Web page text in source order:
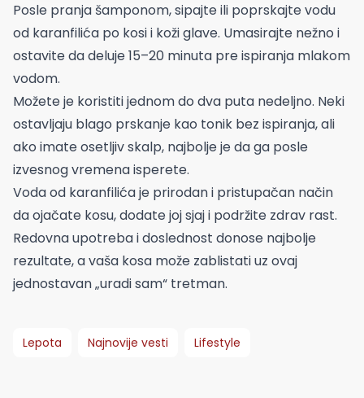
Posle pranja šamponom, sipajte ili poprskajte vodu
od karanfilića po kosi i koži glave. Umasirajte nežno i
ostavite da deluje 15–20 minuta pre ispiranja mlakom
vodom.
Možete je koristiti jednom do dva puta nedeljno. Neki
ostavljaju blago prskanje kao tonik bez ispiranja, ali
ako imate osetljiv skalp, najbolje je da ga posle
izvesnog vremena isperete.
Voda od karanfilića je prirodan i pristupačan način
da ojačate kosu, dodate joj sjaj i podržite zdrav rast.
Redovna upotreba i doslednost donose najbolje
rezultate, a vaša kosa može zablistati uz ovaj
jednostavan „uradi sam“ tretman.
Lepota Najnovije vesti Lifestyle